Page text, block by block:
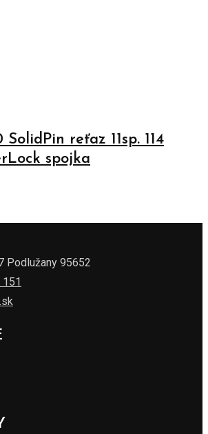
SolidPin reťaz 11sp. 114
spojka
Podlužany 95652